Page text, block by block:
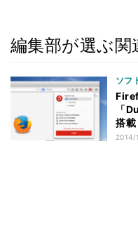
編集部が選ぶ関
ソフ
「
搭載
2014/